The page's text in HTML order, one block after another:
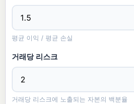
평균 이익 / 평균 손실
거래당 리스크
거래당 리스크에 노출되는 자본의 백분율